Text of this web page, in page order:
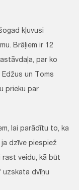
kļuvusi
Brāļiem ir 12
par ko
Edžus un Toms
prieku par
lai parādītu to, ka
dzīve piespiež
rast veidu, kā būt
uzskata dvīņu